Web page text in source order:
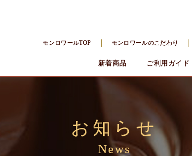
モンロワールTOP モンロワールのこだわり
新着商品 ご利用ガイド
お知らせ
News